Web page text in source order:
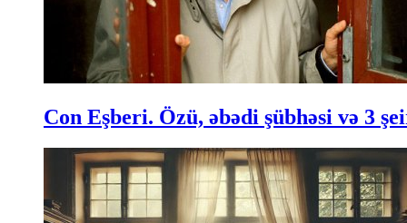
Con Eşberi. Özü, əbədi şübhəsi və 3